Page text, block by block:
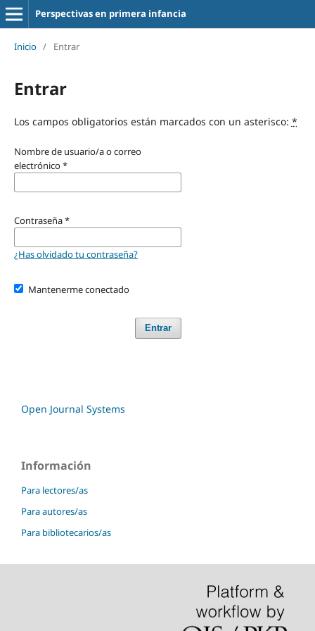
Perspectivas en primera infancia
Inicio / Entrar
Entrar
Los campos obligatorios están marcados con un asterisco: *
Nombre de usuario/a o correo
electrónico*
Contraseña*
¿Has olvidado tu contraseña?
Mantenerme conectado
Entrar
Open Journal Systems
Información
Para lectores/as
Para autores/as
Para bibliotecarios/as